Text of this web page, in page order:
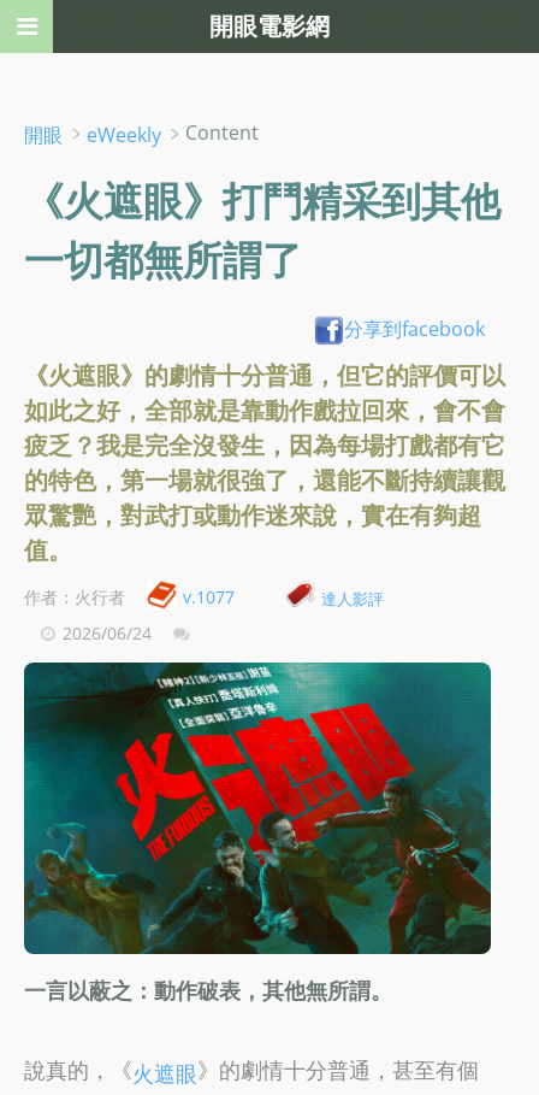
開眼 ﹥ eWeekly ﹥Content
《火遮眼》打鬥精采到其他
一切都無所謂了
分享到facebook
《火遮眼》的劇情十分普通，但它的評價可以
如此之好，全部就是靠動作戲拉回來，會不會
疲乏？我是完全沒發生，因為每場打戲都有它
的特色，第一場就很強了，還能不斷持續讓觀
眾驚艷，對武打或動作迷來說，實在有夠超
值。
作者：火行者 v.1077 達人影評
2026/06/24
一言以蔽之：動作破表，其他無所謂。
說真的，《火遮眼》的劇情十分普通，甚至有個
開眼電影網